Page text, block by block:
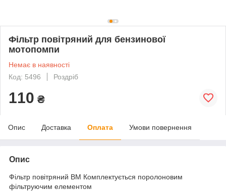
Фільтр повітряний для бензинової
мотопомпи
Немає в наявності
Код: 5496
Роздріб
110 ₴
Опис Доставка Оплата Умови повернення
Опис
Фільтр повітряний BM Комплектується поролоновим
фільтруючим елементом